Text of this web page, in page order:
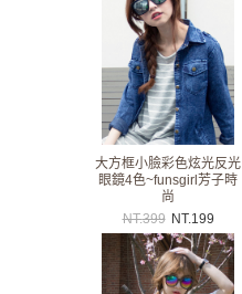
大方框小臉彩色炫光反光
眼鏡4色~funsgirl芳子時
尚
NT.399 NT.199